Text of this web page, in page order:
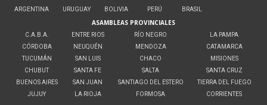
ARGENTINA
URUGUAY
BOLIVIA
PERÚ
BRASIL
ASAMBLEAS PROVINCIALES
C.A.B.A.
CÓRDOBA
TUCUMÁN
CHUBUT
BUENOS AIRES
JUJUY
ENTRE RIOS
NEUQUÉN
SAN LUIS
SANTA FE
SAN JUAN
LA RIOJA
RÍO NEGRO
MENDOZA
CHACO
SALTA
SANTIAGO DEL ESTERO
FORMOSA
LA PAMPA
CATAMARCA
MISIONES
SANTA CRUZ
TIERRA DEL FUEGO
CORRIENTES